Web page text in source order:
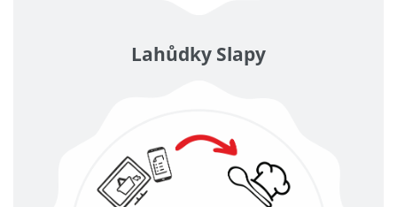
Lahůdky Slapy